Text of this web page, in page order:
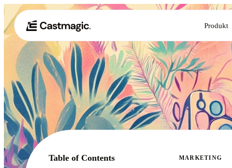
Produkt
Table of Contents MARKETING